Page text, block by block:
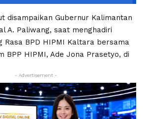
disampaikan Gubernur Kalimantan
A. Paliwang, saat menghadiri
Rasa BPD HIPMI Kaltara bersama
BPP HIPMI, Ade Jona Prasetyo, di
- Advertisement -